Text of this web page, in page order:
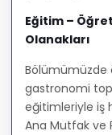
Eğitim –
Olanakları
Bölümümüzde
gastronomi
eğitimleriyle iş
Ana Mutfak ve